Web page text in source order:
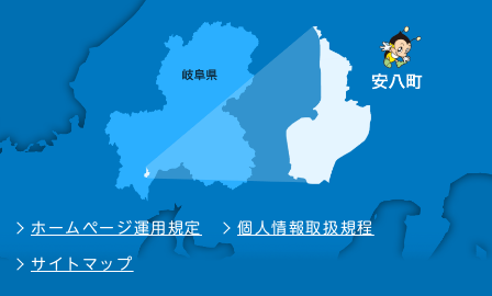
ホームページ運用規定 個人情報取扱規程
サイトマップ